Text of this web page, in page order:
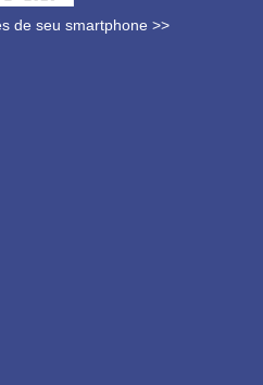
de seu smartphone >>